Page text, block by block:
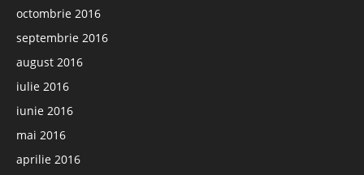
octombrie 2016
septembrie 2016
august 2016
iulie 2016
iunie 2016
mai 2016
aprilie 2016